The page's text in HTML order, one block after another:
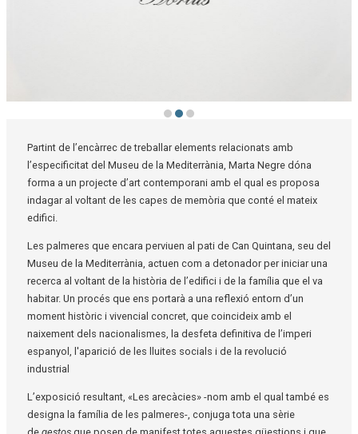
Partint de l’encàrrec de treballar elements relacionats amb
l’especificitat del Museu de la Mediterrània, Marta Negre dóna
forma a un projecte d’art contemporani amb el qual es proposa
indagar al voltant de les capes de memòria que conté el mateix
edifici.
Les palmeres que encara perviuen al pati de Can Quintana, seu del
Museu de la Mediterrània, actuen com a detonador per iniciar una
recerca al voltant de la història de l’edifici i de la família que el va
habitar. Un procés que ens portarà a una reflexió entorn d’un
moment històric i vivencial concret, que coincideix amb el
naixement dels nacionalismes, la desfeta definitiva de l’imperi
espanyol, l'aparició de les lluites socials i de la revolució
industrial
L’exposició resultant, «Les arecàcies» -nom amb el qual també es
designa la família de les palmeres-, conjuga tota una sèrie